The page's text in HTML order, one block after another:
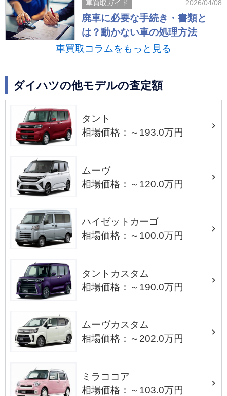
車買取ガイド 2026/04/08
廃車に必要な手続き・書類と
は？動かない車の処理方法
車買取コラムをもっと見る
ダイハツの他モデルの査定額
タント
相場価格：～193.0万円
ムーヴ
相場価格：～120.0万円
ハイゼットカーゴ
相場価格：～100.0万円
タントカスタム
相場価格：～190.0万円
ムーヴカスタム
相場価格：～202.0万円
ミラココア
相場価格：～103.0万円